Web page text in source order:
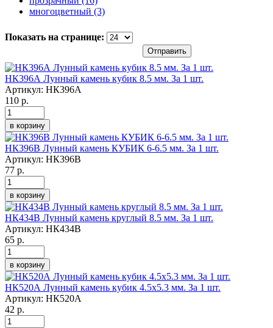
многоцветный (3)
Показать на странице:
Отправить
НК396А Лунный камень кубик 8.5 мм. За 1 шт.
Артикул: НК396А
110 р.
в корзину
НК396В Лунный камень КУБИК 6-6.5 мм. За 1 шт.
Артикул: НК396В
77 р.
в корзину
НК434В Лунный камень круглый 8.5 мм. За 1 шт.
Артикул: НК434В
65 р.
в корзину
НК520А Лунный камень кубик 4.5х5.3 мм. За 1 шт.
Артикул: НК520А
42 р.